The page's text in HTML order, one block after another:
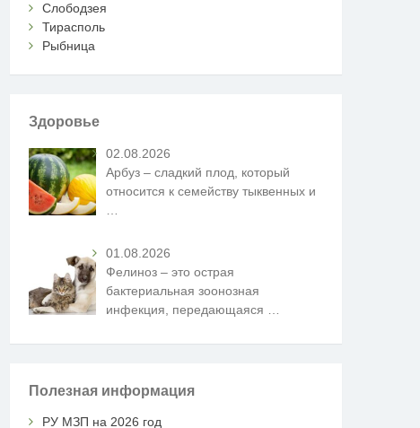
Слободзея
Тирасполь
Рыбница
Здоровье
02.08.2026
Арбуз – сладкий плод, который
относится к семейству тыквенных и
01.08.2026
Фелиноз – это острая
бактериальная зоонозная
инфекция, передающаяся
Полезная информация
РУ МЗП на 2026 год